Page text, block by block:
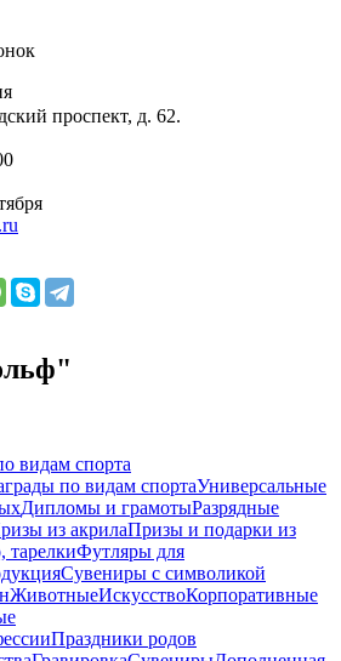
проспект, д. 62.
видам спорта
по видам спортаУниверсальные
Дипломы и грамотыРазрядные
из акрилаПризы и подарки из
тарелкиФутляры для
Сувениры с символикой
ЖивотныеИскусствоКорпоративные
Праздники родов